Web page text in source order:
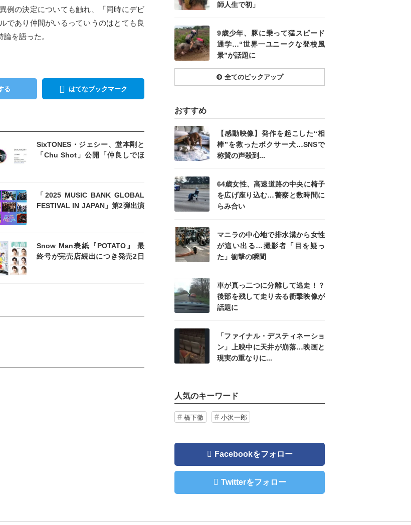
例の決定についても触れ、「同時にデビ
であり仲間がいるっていうのはとても良
を語った。
る はてなブックマーク
SixTONES・ジェシー、堂本剛と
「Chu Shot」公開「仲良しでほ
「2025 MUSIC BANK GLOBAL
FESTIVAL IN JAPAN」第2弾出演
Snow Man表紙『POTATO』 最
終号が完売店続出につき発売2日
師人生で初」
9歳少年、豚に乗って猛スピード
通学…“世界一ユニークな登校風
景”が話題に
記事を読む
全てのピックアップ
おすすめ
【感動映像】発作を起こした“相
棒”を救ったボクサー犬…SNSで
称賛の声殺到...
64歳女性、高速道路の中央に椅子
を広げ座り込む…警察と数時間に
らみ合い
マニラの中心地で排水溝から女性
が這い出る…撮影者「目を疑っ
た」衝撃の瞬間
車が真っ二つに分離して逃走！？
後部を残して走り去る衝撃映像が
話題に
「ファイナル・デスティネーショ
ン」上映中に天井が崩落…映画と
現実の重なりに...
人気のキーワード
橋下徹 小沢一郎
Facebookをフォロー
Twitterをフォロー